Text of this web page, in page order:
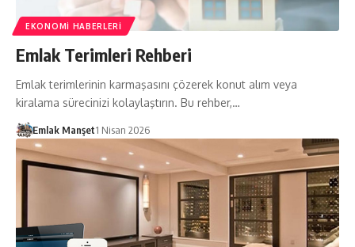
EKONOMI HABERLERI
Emlak Terimleri Rehberi
Emlak terimlerinin karmaşasını çözerek konut alım veya
kiralama sürecinizi kolaylaştırın. Bu rehber,…
Emlak Manşet1 Nisan 2026